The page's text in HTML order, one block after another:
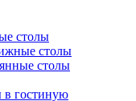
столы
столы
столы
в гостиную